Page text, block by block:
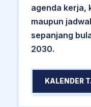
agenda kerja,
maupun
sepanjang
2030.
KALENDER